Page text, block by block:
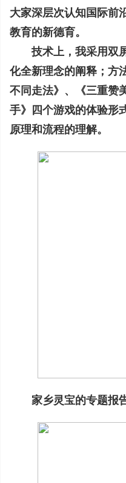
大家深层次认知国际前
教育的新德育。
技术上，我采用双屏
化全新理念的阐释；方
不同走法》、《三重赞
手》四个游戏的体验形
原理和流程的理解。
家乡灵宝的专题报